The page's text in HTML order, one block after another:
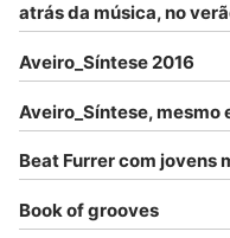
atrás da música, no
Aveiro_Síntese 2016
Aveiro_Síntese, mesmo
Beat Furrer com jovens
Book of grooves